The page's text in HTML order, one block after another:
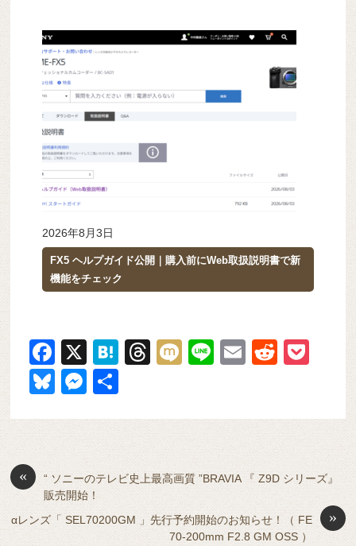
2026年8月3日
FX5 ヘルプガイド公開｜購入前にWeb取扱説明書で新
機能をチェック
F
a
c
e
o
o
k
X
H
n
a
T
a
s
M
Li
E
R
di et
Bl
e
y
M
e
n
g
«
“ ソニーのテレビ史上最高画質 ”BRAVIA 『 Z9D シリーズ』
販売開始！
»
αレンズ「 SEL70200GM 」先行予約開始のお知らせ！（ FE
70-200mm F2.8 GM OSS ）